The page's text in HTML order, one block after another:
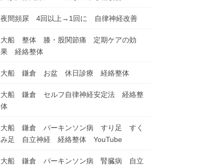
夜間頻尿 4回以上→1回に 自律神経改善
大船 整体 膝・股関節痛 定期ケアの効
果 経絡整体
大船 鎌倉 お盆 休日診療 経絡整体
大船 鎌倉 セルフ自律神経安定法 経絡整
体
大船 鎌倉 パーキンソン病 すり足 すく
み足 自立神経 経絡整体 YouTube
大船 鎌倉 パーキンソン病 腎臓病 自立